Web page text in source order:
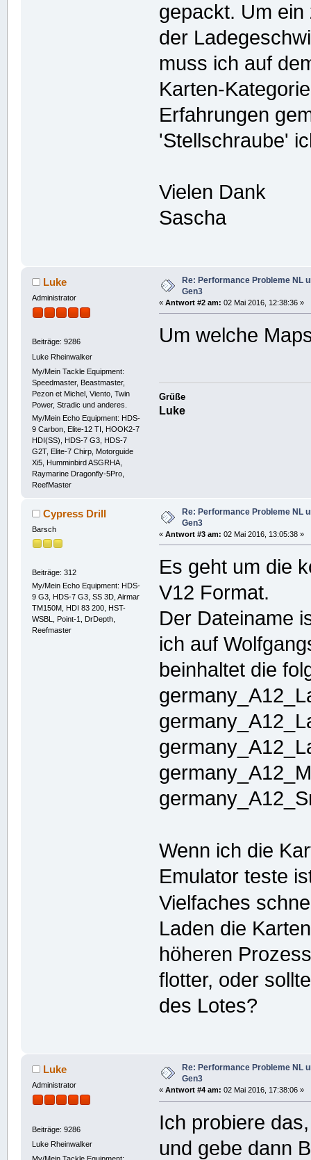
gepackt. Um
der
muss ich auf
Karten-
Erfahrungen
'Stellschraube'
Vielen Dank
Sascha
Luke
Administrator
Beiträge: 9286
Luke Rheinwalker
My/Mein Tackle Equipment:
Speedmaster, Beastmaster,
Pezon et Michel, Viento, Twin
Power, Stradic und anderes.
My/Mein Echo Equipment: HDS-
9 Carbon, Elite-12 TI, HOOK2-7
HDI(SS), HDS-7 G3, HDS-7
G2T, Elite-7 Chirp, Motorguide
Xi5, Humminbird ASGRHA,
Raymarine Dragonfly-5Pro,
ReefMaster
Re: Performance Probleme NL
Gen3
«Antwort #2 am: 02 Mai 2016, 12:38:36 »
Um welche
Grüße
Luke
Cypress Drill
Barsch
Beiträge: 312
My/Mein Echo Equipment: HDS-
9 G3, HDS-7 G3, SS 3D, Airmar
TM150M, HDI 83 200, HST-
WSBL, Point-1, DrDepth,
Reefmaster
Re: Performance Probleme NL
Gen3
«Antwort #3 am: 02 Mai 2016, 13:05:38 »
Es geht um die
V12 Format.
Der Dateiname
ich auf
beinhaltet die
Wenn ich die
Emulator teste
Vielfaches
Laden die
höheren
flotter, oder
des Lotes?
Luke
Administrator
Beiträge: 9286
Luke Rheinwalker
Re: Performance Probleme NL
Gen3
«Antwort #4 am: 02 Mai 2016, 17:38:06 »
Ich probiere
und gebe dann